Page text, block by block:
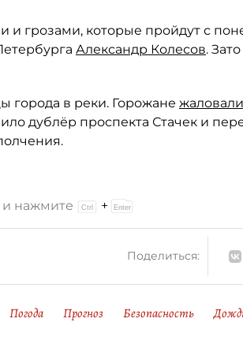
грозами, которые пройдут с
Александр Колесов.
города в реки. Горожане
дублёр проспекта Стачек и
нажмите +
Поделиться:
Погода Прогноз Безопасность